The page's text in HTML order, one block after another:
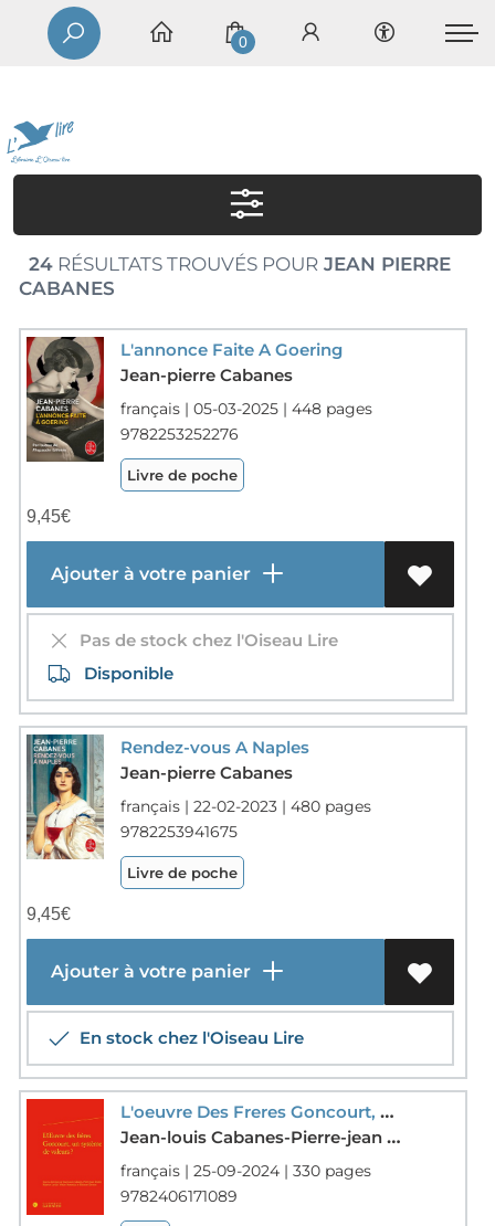
0
24RÉSULTATS TROUVÉS POURJEAN PIERRE
CABANES
L'annonce Faite A Goering
Jean-pierre Cabanes
français | 05-03-2025 | 448 pages
9782253252276
Livre de poche
9,45€
Ajouter à votre panier
Pas de stock chez l'Oiseau Lire
Disponible
Rendez-vous A Naples
Jean-pierre Cabanes
français | 22-02-2023 | 480 pages
9782253941675
Livre de poche
9,45€
Ajouter à votre panier
En stock chez l'Oiseau Lire
L'oeuvre Des Freres Goncourt, Un Systeme De Valeurs ?
Jean-louis Cabanes-Pierre-jean Dufief-Beatrice Laville-Verane Partensky-Eleonore Reverzy-Collectif
français | 25-09-2024 | 330 pages
9782406171089